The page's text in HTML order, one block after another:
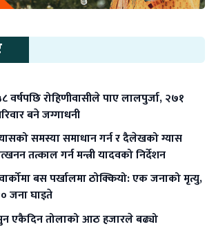
वर्षपछि रोहिणीवासीले पाए लालपुर्जा, २७१
बने जग्गाधनी
समस्या समाधान गर्न र दैलेखको ग्यास
तत्काल गर्न मन्त्री यादवको निर्देशन
बस पर्खालमा ठोक्कियो: एक जनाको मृत्यु,
जना घाइते
एकैदिन तोलाको आठ हजारले बढ्यो